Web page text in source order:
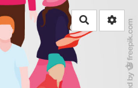
Rechercher